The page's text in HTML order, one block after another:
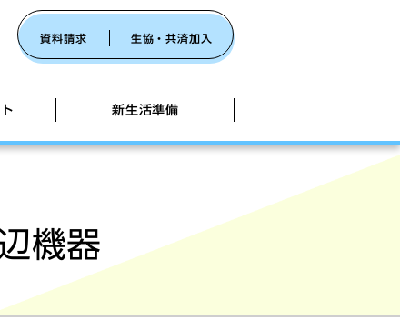
資料請求 生協・共済加入
ホームページ
番
4年安心サポートパック
コンテンツ
新生活準備
Fi
害防止共同キャンペーン（外部リン
機器